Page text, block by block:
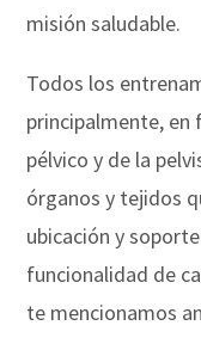
misión saludable.
Todos los
principalmente, en
pélvico y de la
órganos y tejidos
ubicación y
funcionalidad de
te mencionamos